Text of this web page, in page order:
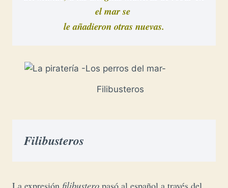
el mar se
le añadieron otras nuevas.
Filibusteros
Filibusteros
La expresión filibustero pasó al español a través del